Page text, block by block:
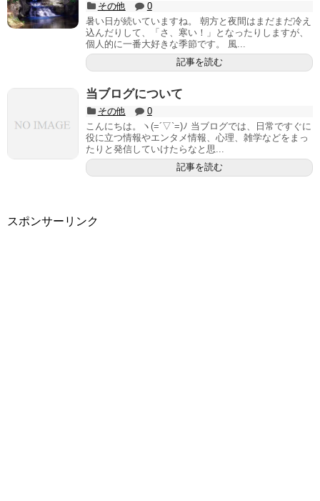
その他
0
暑い日が続いていますね。 朝方と夜間はまだまだ冷え
込んだりして、「さ、寒い！」となったりしますが、
個人的に一番大好きな季節です。 風...
記事を読む
当ブログについて
その他
0
こんにちは。ヽ(=´▽`=)ﾉ 当ブログでは、日常ですぐに
役に立つ情報やエンタメ情報、心理、雑学などをまっ
たりと発信していけたらなと思...
記事を読む
スポンサーリンク